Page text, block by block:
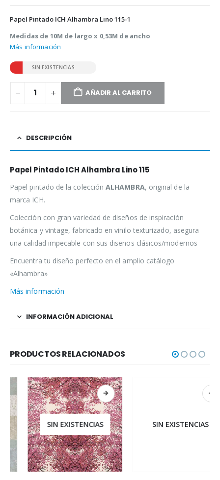
Papel Pintado ICH Alhambra Lino 115-1
Medidas de 10M de largo x 0,53M de ancho
Más información
SIN EXISTENCIAS
AÑADIR AL CARRITO
DESCRIPCIÓN
Papel Pintado ICH Alhambra Lino 115
Papel pintado de la colecciónALHAMBRA, original de la
marca ICH.
Colección con gran variedad de diseños de inspiración
botánica y vintage, fabricado en vinilo texturizado, asegura
una calidad impecable con sus diseños clásicos/modernos
Encuentra tu diseño perfecto en el amplio catálogo
«Alhambra»
Más información
INFORMACIÓN ADICIONAL
PRODUCTOS RELACIONADOS
SIN EXISTENCIAS
Este producto tiene múltiples variantes. Las opciones se pueden elegir en la página de producto
SIN EXISTENCIAS
Este producto tiene múltiples variantes. Las opciones se pueden elegir en la página de producto